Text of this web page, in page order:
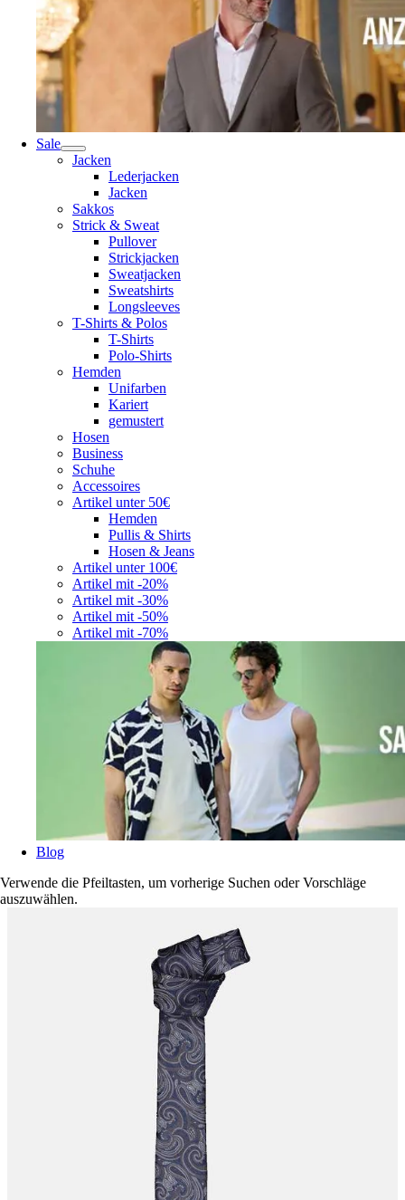
Sale
Jacken
Lederjacken
Jacken
Sakkos
Strick & Sweat
Pullover
Strickjacken
Sweatjacken
Sweatshirts
Longsleeves
T-Shirts & Polos
T-Shirts
Polo-Shirts
Hemden
Unifarben
Kariert
gemustert
Hosen
Business
Schuhe
Accessoires
Artikel unter 50€
Hemden
Pullis & Shirts
Hosen & Jeans
Artikel unter 100€
Artikel mit -20%
Artikel mit -30%
Artikel mit -50%
Artikel mit -70%
Blog
Verwende die Pfeiltasten, um vorherige Suchen oder Vorschläge
auszuwählen.